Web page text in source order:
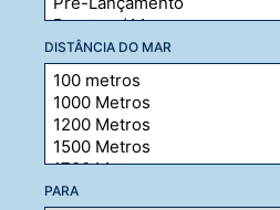
DISTÂNCIA DO MAR
PARA